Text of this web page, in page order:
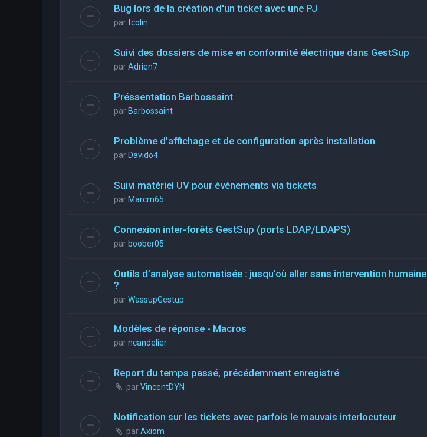
Bug lors de la création d'un ticket avec une PJ
partcolin
Suivi des dossiers de mise en conformité électrique dans GestSup
parAdrien7
Préssentation Barbossaint
par Barbossaint
Problème d’affichage et de configuration après installation
par Davido4
Suivi matériel UV pour événements via tickets
par Marcm65
Connexion inter-forêts GestSup (ports LDAP/LDAPS)
par boober05
Outils d’analyse automatisée : jusqu’où aller sans intervention humaine
?
parWassupGestup
Modèles de réponse - Macros
parncandelier
Report du temps passé, précédemment enregistré
parVincentDYN
Notification sur les tickets avec parfois le mauvais interlocuteur
parAxiom